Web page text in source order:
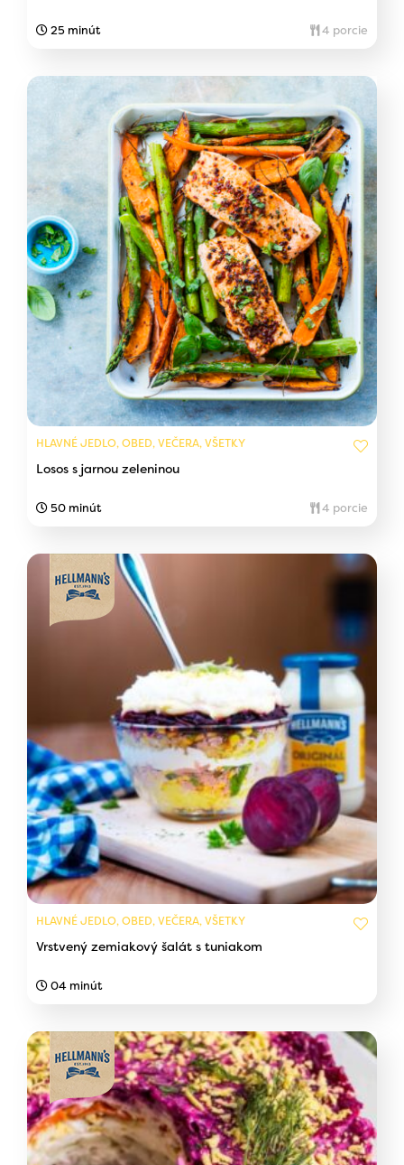
25 minút 4 porcie
HLAVNÉ JEDLO, OBED, VEČERA, VŠETKY
Losos s jarnou zeleninou
50 minút 4 porcie
HLAVNÉ JEDLO, OBED, VEČERA, VŠETKY
Vrstvený zemiakový šalát s tuniakom
04 minút